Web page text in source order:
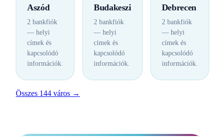
Aszód
2 bankfiók
— helyi
címek és
kapcsolódó
információk.
Budakeszi
2 bankfiók
— helyi
címek és
kapcsolódó
információk.
Debrecen
2 bankfiók
— helyi
címek és
kapcsolódó
információk.
Összes 144 város →